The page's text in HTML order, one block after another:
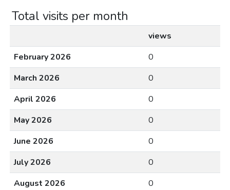
Total visits per month
views
February 2026
0
March 2026
0
April 2026
0
May 2026
0
June 2026
0
July 2026
0
August 2026
0